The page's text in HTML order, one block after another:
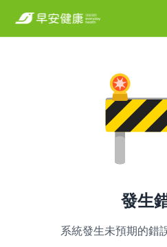
發生
系統發生未預期的錯